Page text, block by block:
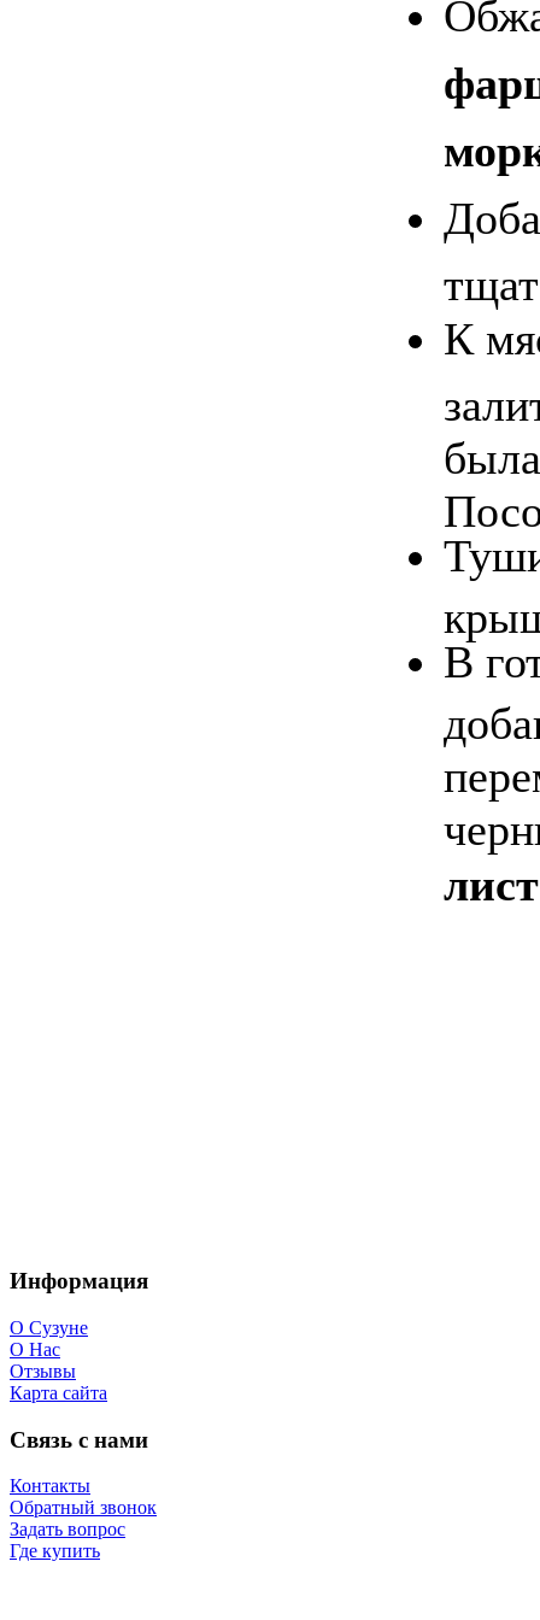
К
В
лист
Информация
О Сузуне
О Нас
Отзывы
Карта сайта
Связь с нами
Контакты
Обратный звонок
Задать вопрос
Где купить